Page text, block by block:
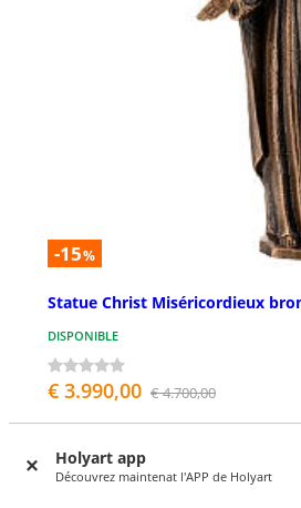
Holyart app
Découvrez maintenat l'APP de Holyart
-15%
Statue Christ Miséricordieux
DISPONIBLE
€ 3.990,00 € 4.700,00